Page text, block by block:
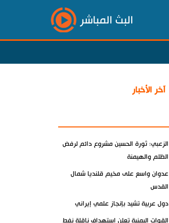
البث المباشر
آخر الأخبار
الزعبي: ثورة الحسين مشروع دائم لرفض
الظلم والهيمنة
عدوان واسع على مخيم قلنديا شمال
القدس
دول عربية تشيد بإنجاز علمي إيراني
القوات اليمنية تعلن استهداف ناقلة نفط